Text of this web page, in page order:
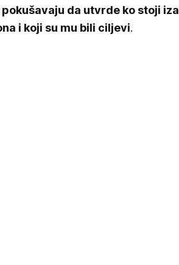
da utvrde ko stoji iza
i koji su mu bili ciljevi.